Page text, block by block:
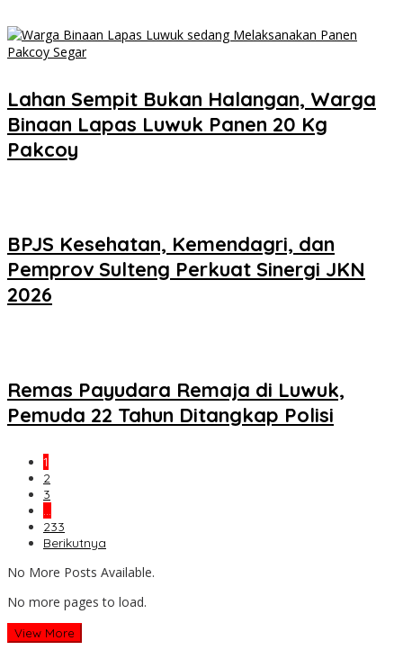
Lahan Sempit Bukan Halangan, Warga
Binaan Lapas Luwuk Panen 20 Kg
Pakcoy
BPJS Kesehatan, Kemendagri, dan
Pemprov Sulteng Perkuat Sinergi JKN
2026
Remas Payudara Remaja di Luwuk,
Pemuda 22 Tahun Ditangkap Polisi
1
2
3
…
233
Berikutnya
No More Posts Available.
No more pages to load.
View More